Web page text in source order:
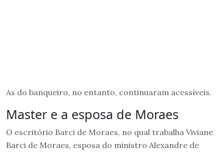
As do banqueiro, no entanto, continuaram acessíveis.
Master e a esposa de Moraes
O escritório Barci de Moraes, no qual trabalha Viviane
Barci de Moraes, esposa do ministro Alexandre de